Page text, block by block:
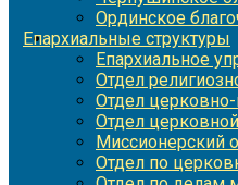
Ординское
Епархиальные структуры
Епархиальное
Отдел
Отдел
Отдел
Миссионерский
Отдел по